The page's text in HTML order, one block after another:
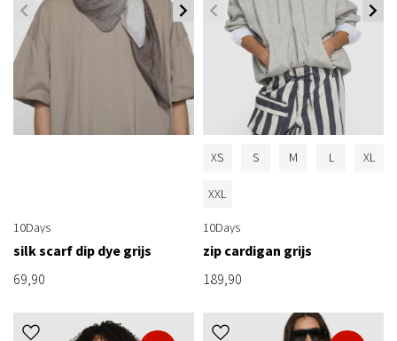
10Days
silk scarf dip dye grijs
69,90
XS S M L XL
XXL
10Days
zip cardigan grijs
189,90